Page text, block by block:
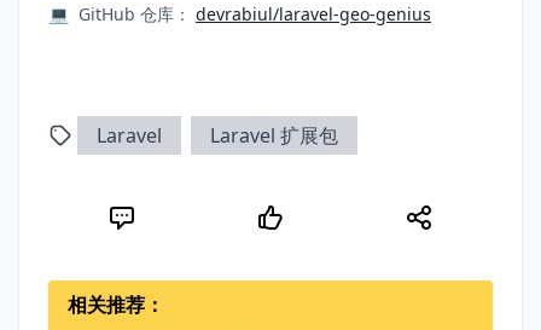
💻 GitHub 仓库： devrabiul/laravel-geo-genius
Laravel Laravel 扩展包
相关推荐：